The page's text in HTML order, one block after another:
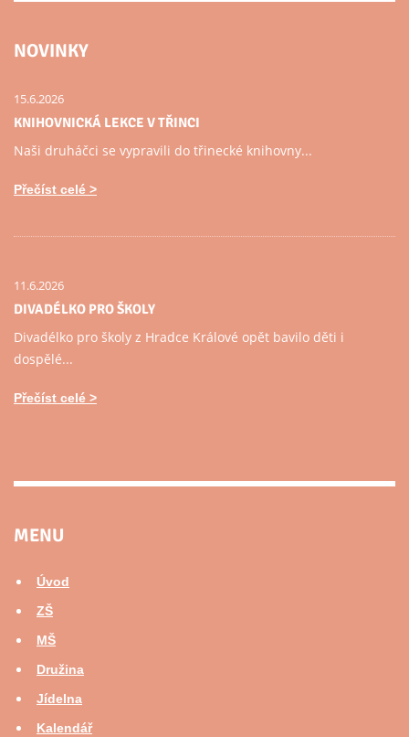
NOVINKY
15.6.2026
KNIHOVNICKÁ LEKCE V TŘINCI
Naši druháčci se vypravili do třinecké knihovny...
Přečíst celé
11.6.2026
DIVADÉLKO PRO ŠKOLY
Divadélko pro školy z Hradce Králové opět bavilo děti i
dospělé...
Přečíst celé
MENU
Úvod
ZŠ
MŠ
Družina
Jídelna
Kalendář